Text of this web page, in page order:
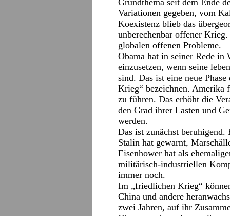
Grundthema seit dem Ende
Variationen gegeben, vom
Koexistenz blieb das
unberechenbar offener
globalen offenen Probleme.
Obama hat in seiner Rede
einzusetzen, wenn seine
sind. Das ist eine neue
Krieg“ bezeichnen. Amerika
zu führen. Das erhöht die
den Grad ihrer Lasten und
werden.
Das ist zunächst
Stalin hat gewarnt,
Eisenhower hat als
militärisch-industriellen
immer noch.
Im „friedlichen Krieg“
China und andere
zwei Jahren, auf ihr